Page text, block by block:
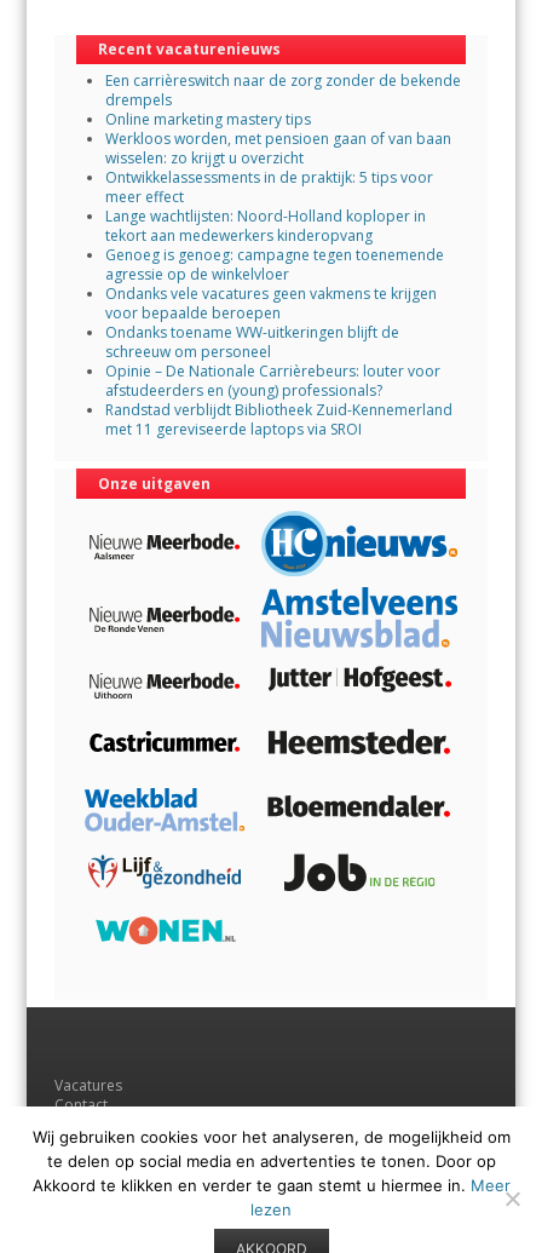
o
o
k
A
p
p
Recent vacaturenieuws
Een carrièreswitch naar de zorg zonder de bekende
drempels
Online marketing mastery tips
Werkloos worden, met pensioen gaan of van baan
wisselen: zo krijgt u overzicht
Ontwikkelassessments in de praktijk: 5 tips voor
meer effect
Lange wachtlijsten: Noord-Holland koploper in
tekort aan medewerkers kinderopvang
Genoeg is genoeg: campagne tegen toenemende
agressie op de winkelvloer
Ondanks vele vacatures geen vakmens te krijgen
voor bepaalde beroepen
Ondanks toename WW-uitkeringen blijft de
schreeuw om personeel
Opinie – De Nationale Carrièrebeurs: louter voor
afstudeerders en (young) professionals?
Randstad verblijdt Bibliotheek Zuid-Kennemerland
met 11 gereviseerde laptops via SROI
Onze uitgaven
Vacatures
Contact
Andere uitgaven
Voorwaarden
Privacyverklaring
Wij gebruiken cookies voor het analyseren, de mogelijkheid om
te delen op social media en advertenties te tonen. Door op
Akkoord te klikken en verder te gaan stemt u hiermee in. Meer
lezen
AKKOORD